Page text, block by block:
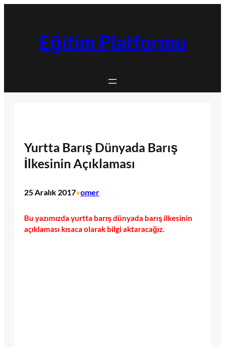
Eğitim Platformu
Yurtta Barış Dünyada Barış
İlkesinin Açıklaması
25 Aralık 2017•omer
Bu yazımızda yurtta barış dünyada barış ilkesinin
açıklaması kısaca olarak bilgi aktaracağız.